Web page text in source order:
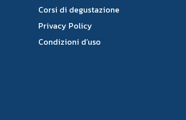
Corsi di degustazione
Privacy Policy
Condizioni d’uso